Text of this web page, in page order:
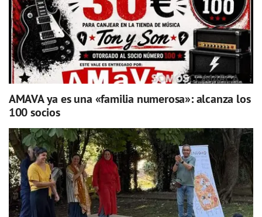
AMAVA ya es una «familia numerosa»: alcanza los
100 socios